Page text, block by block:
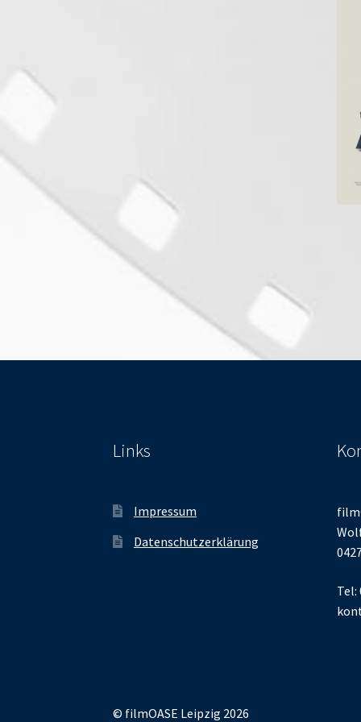
Links
Impressum
Datenschutzerklärung
Tel:
© filmOASE Leipzig 2026